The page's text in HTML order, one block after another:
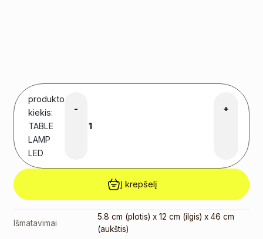
produkto
kiekis:
TABLE
LAMP
LED
- +
Į krepšelį
Išmatavimai
5.8 cm (plotis) x 12 cm (ilgis) x 46 cm
(aukštis)